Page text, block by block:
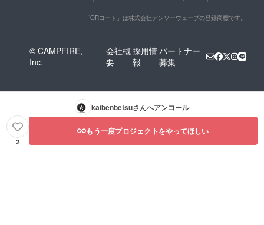
「QRコード」は株式会社デンソーウェーブの登録商標です。
© CAMPFIRE,
Inc.
会社概
要
採用情
報
パートナー
募集
kaibenbetsuさんへアンコール
2
もう一度プロジェクトをやってほしい